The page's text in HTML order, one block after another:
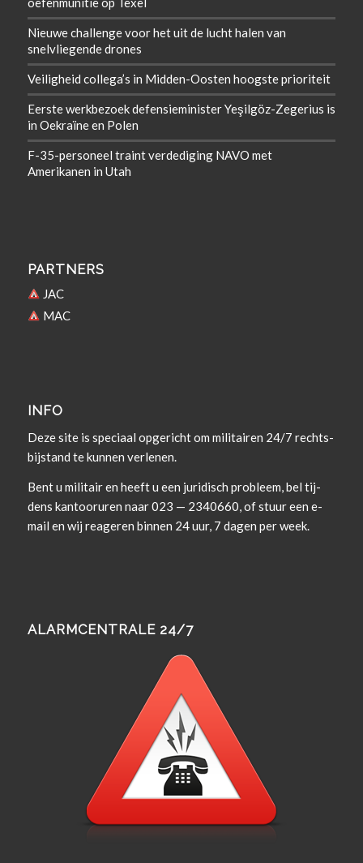
Nieuwe challenge voor het uit de lucht halen van
snelvliegende drones
Veiligheid collega’s in Midden-Oosten hoogste prioriteit
Eerste werkbezoek defensieminister Yeşilgöz-Zegerius is
in Oekraïne en Polen
F-35-personeel traint verdediging NAVO met
Amerikanen in Utah
PARTNERS
JAC
MAC
INFO
Deze site is spe­ci­aal opgericht om militairen 24/7 rechts­
bi­j­s­tand te kun­nen verlenen.
Bent u militair en heeft u een juridisch prob­leem, bel tij­
dens kan­tooruren naar 023 — 2340660, of stuur een e-
mail en wij rea­geren bin­nen 24 uur, 7 dagen per week.
ALARMCENTRALE 24/7